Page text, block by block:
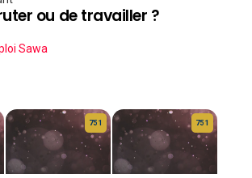
ou de travailler ?
Sawa
75 1 75 1